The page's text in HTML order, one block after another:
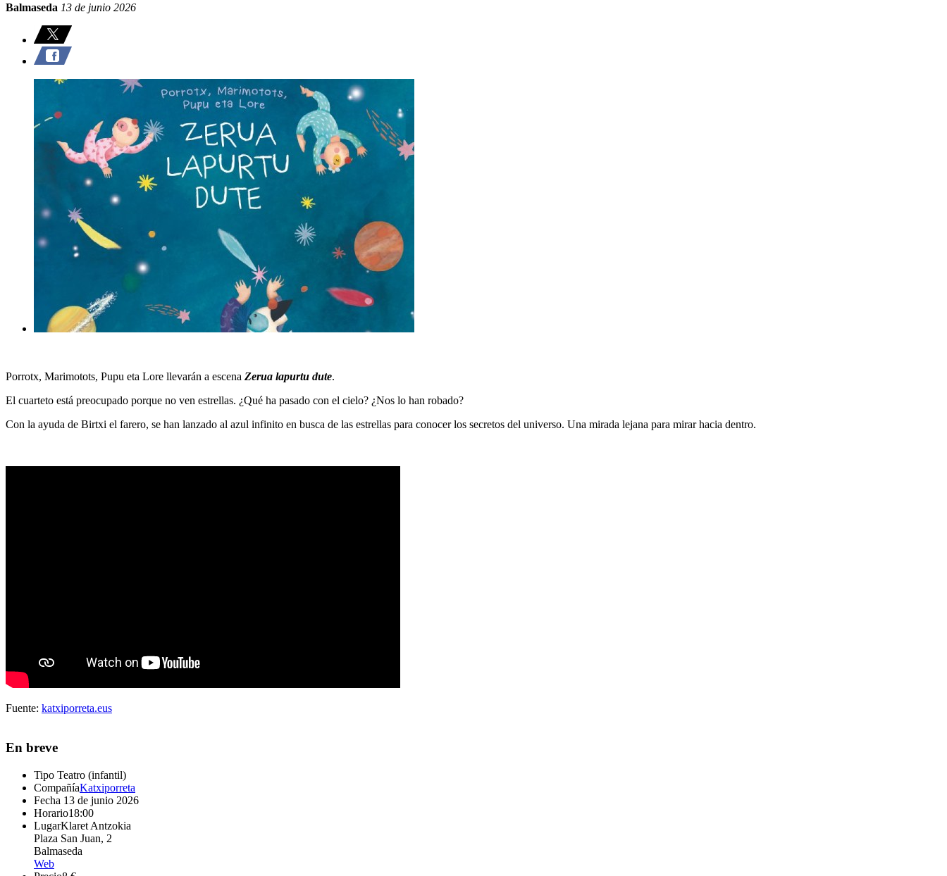
Balmaseda 13 de junio 2026
Porrotx, Marimotots, Pupu eta Lore llevarán a escena Zerua lapurtu dute.
El cuarteto está preocupado porque no ven estrellas. ¿Qué ha pasado con el cielo? ¿Nos lo han robado?
Con la ayuda de Birtxi el farero, se han lanzado al azul infinito en busca de las estrellas para conocer los secretos del universo. Una mirada lejana para mirar hacia dentro.
Fuente: katxiporreta.eus
En breve
Tipo Teatro (infantil)
CompañíaKatxiporreta
Fecha 13 de junio 2026
Horario18:00
LugarKlaret Antzokia
Plaza San Juan, 2
Balmaseda
Web